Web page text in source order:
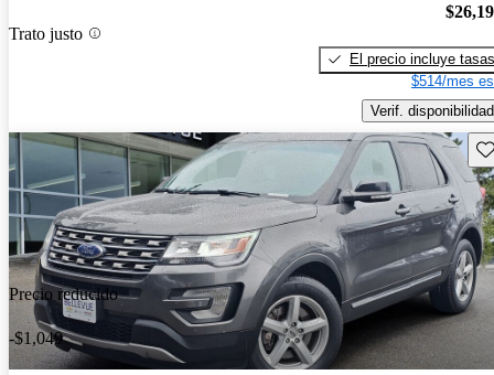
Trato justo
El precio incluye tasas
$514/mes
Verif. disponibilidad
Precio reducido
-$1,049